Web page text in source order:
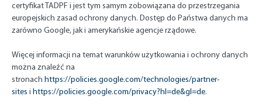
certyfikat TADPF i jest tym samym zobowiązana do przestrzegania
europejskich zasad ochrony danych. Dostęp do Państwa danych ma
zarówno Google, jak i amerykańskie agencje rządowe.
Więcej informacji na temat warunków użytkowania i ochrony danych
można znaleźć na
stronach https://policies.google.com/technologies/partner-
sites i https://policies.google.com/privacy?hl=de&gl=de.